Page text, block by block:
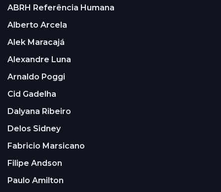
ABRH Referência Humana
Alberto Arcela
Alek Maracajá
Alexandre Luna
Arnaldo Poggi
Cid Gadelha
Dalyana Ribeiro
Delos Sidney
Fabricio Marsicano
Filipe Andson
Paulo Amilton